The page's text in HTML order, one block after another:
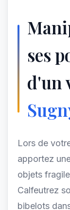
ses
d'un
Lors de
apportez
objets
Calfeutrez
bibelots